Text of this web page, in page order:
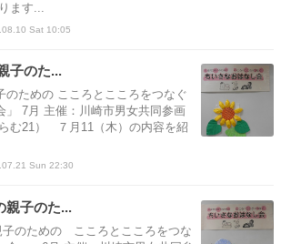
ます...
Sat 10:05
子のた...
のための こころとこころをつなぐ
」 7月 主催：川崎市男女共同参画
む21） ７月11（木）の内容を紹
Sun 22:30
子のた...
のための こころとこころをつな